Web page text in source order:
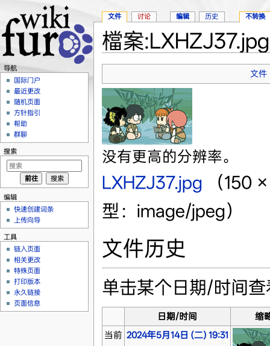
檔案:LXHZJ37.jpg
文件
没有更高的分辨率。
LXHZJ37.jpg
（150
型：image/jpeg）
文件历史
单击某个日期/时间
日期/时间
缩
当前 2024年5月14日 (二) 19:31
文件 讨论 编辑 历史 不转换
导航
国际门户
最近更改
随机页面
方针指引
帮助
群聊
搜索
编辑
快速创建词条
上传向导
工具
链入页面
相关更改
特殊页面
打印版本
永久链接
页面信息